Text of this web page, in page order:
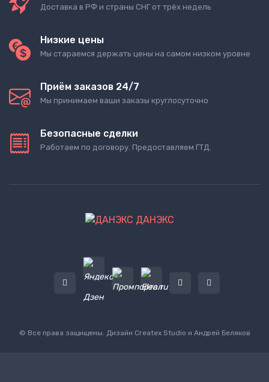
Доставка в РФ и страны СНГ от трёх недель
Низкие цены
Мы стараемся держать цены на самом низком уровне
Приём заказов 24/7
Мы принимаем ваши заказы круглосуточно
Безопасные сделки
Работаем по договору. Предоставляем ГТД.
ДАНЭКС
© Все права защищены. Дизайн Createx Studio и Андрей Беляков